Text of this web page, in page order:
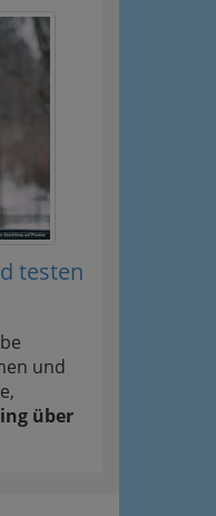
testen
und
über